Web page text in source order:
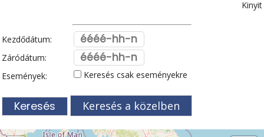
Kinyit
Kezdődátum:
Záródátum:
Események:
Keresés csak eseményekre
Keresés a közelben